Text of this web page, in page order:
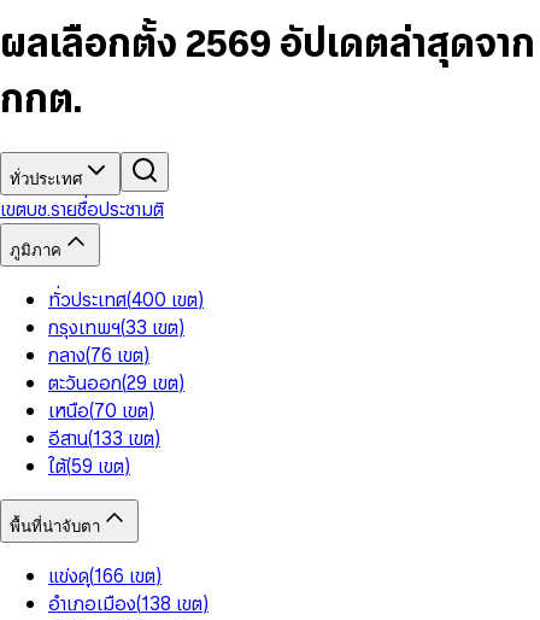
7
8
5
6
8
9
6
7
9
5
6
8
9
9
ผลเลือกตั้ง 2569 อัปเดตล่าสุดจาก
กกต.
ทั่วประเทศ
เขตบช.รายชื่อประชามติ
ภูมิภาค
ทั่วประเทศ(400 เขต)
กรุงเทพฯ(33 เขต)
กลาง(76 เขต)
ตะวันออก(29 เขต)
เหนือ(70 เขต)
อีสาน(133 เขต)
ใต้(59 เขต)
พื้นที่น่าจับตา
แข่งดุ(166 เขต)
อำเภอเมือง(138 เขต)